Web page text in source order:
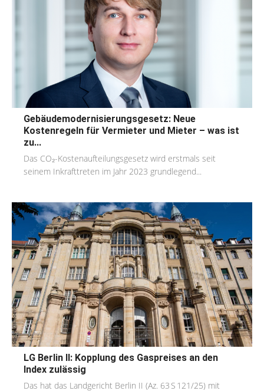
Gebäudemodernisierungsgesetz: Neue
Kostenregeln für Vermieter und Mieter – was ist
zu...
Das CO₂-Kostenaufteilungsgesetz wird erstmals seit
seinem Inkrafttreten im Jahr 2023 grundlegend...
LG Berlin II: Kopplung des Gaspreises an den
Index zulässig
Das hat das Landgericht Berlin II (Az. 63 S 121/25) mit